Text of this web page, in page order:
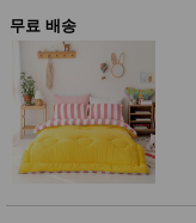
패션/잡
화
세탁세
제
일상 돋
보기
침구용
품
생활/욕
무료 배송